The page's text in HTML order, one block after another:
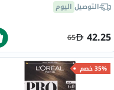
داكنالتوصيل اليوم
42.25
65
35% خصم